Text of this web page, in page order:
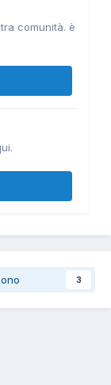
comunità. è
3